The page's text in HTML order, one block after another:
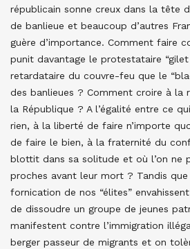
républicain sonne creux dans la tête
de banlieue et beaucoup d’autres
guère d’importance. Comment faire
punit davantage le protestataire “gilet
retardataire du couvre-feu que le
des banlieues ? Comment croire à la
la République ? A l’égalité entre ce
rien, à la liberté de faire n’importe
de faire le bien, à la fraternité du
blottit dans sa solitude et où l’on ne
proches avant leur mort ? Tandis
fornication de nos “élites”
de dissoudre un groupe de jeunes
manifestent contre l’immigration
berger passeur de migrants et on